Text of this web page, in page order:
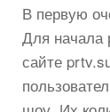
В первую
Для начала
сайте